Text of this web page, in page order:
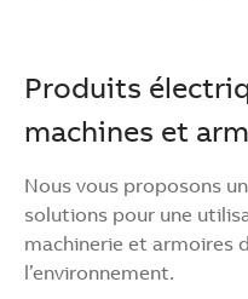
Produits
machines et
Nous vous proposons
solutions pour une
machinerie et armoires
l’environnement.